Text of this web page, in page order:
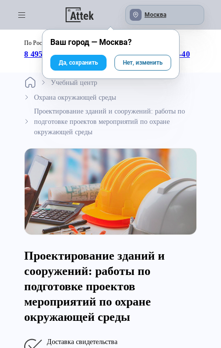
Москва
По России бесплатно:
8 495 246-04-43 8 800 333-25-40
Учебный центр
Охрана окружающей среды
Проектирование зданий и сооружений: работы по
подготовке проектов мероприятий по охране
окружающей среды
Проектирование зданий и
сооружений: работы по
подготовке проектов
мероприятий по охране
окружающей среды
Доставка свидетельства
Ваш город — Москва?
Да, сохранить Нет, изменить